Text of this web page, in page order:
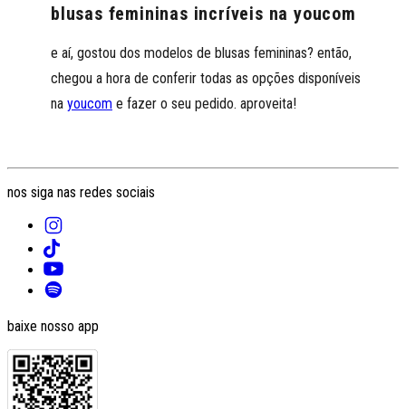
blusas femininas incríveis na youcom
e aí, gostou dos modelos de blusas femininas? então,
chegou a hora de conferir todas as opções disponíveis
na youcom e fazer o seu pedido. aproveita!
nos siga nas redes sociais
baixe nosso app